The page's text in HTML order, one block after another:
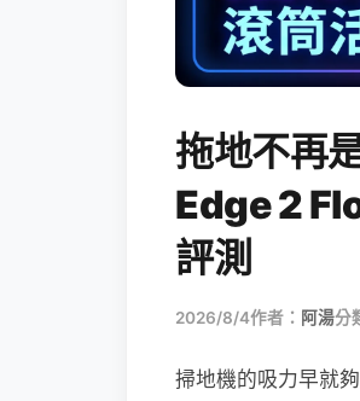
拖地不再
Edge 2
評測
2026/8/4作者： 阿湯分
掃地機的吸力早就